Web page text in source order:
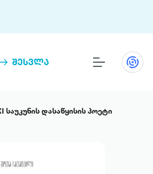
შესვლა
პლატფორმასა და 5
საუკუნის დასაწყისის პოეტი